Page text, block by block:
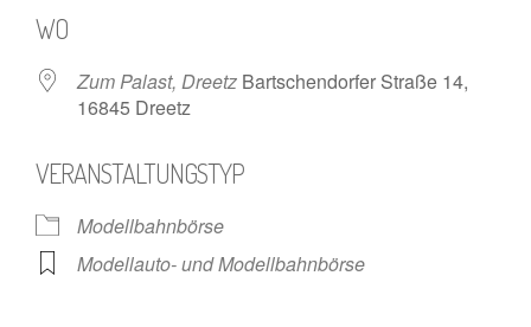
WO
Zum Palast, Dreetz Bartschendorfer Straße 14,
16845 Dreetz
VERANSTALTUNGSTYP
Modellbahnbörse
Modellauto- und Modellbahnbörse